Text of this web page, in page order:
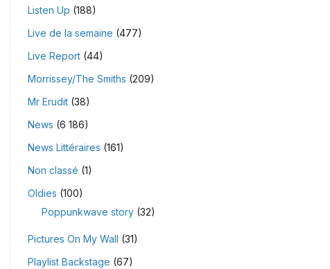
Listen Up (188)
Live de la semaine (477)
Live Report(44)
Morrissey/The Smiths (209)
Mr Erudit(38)
News (6 186)
News Littéraires (161)
Non classé (1)
Oldies (100)
Poppunkwave story(32)
Pictures On My Wall (31)
Playlist Backstage (67)